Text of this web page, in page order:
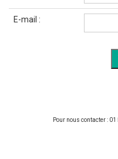
E-mail :
Pour nous contacter :